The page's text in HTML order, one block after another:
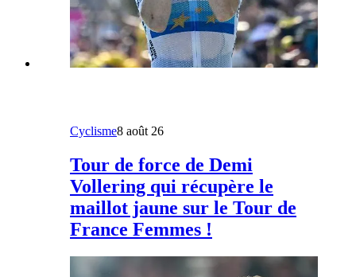
Cyclisme8 août 26
Tour de force de Demi
Vollering qui récupère le
maillot jaune sur le Tour de
France Femmes !